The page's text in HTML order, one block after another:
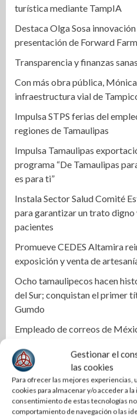
Gestionar el
las cookies
Para ofrecer las mejores experiencias,
cookies para almacenar y/o acceder a
consentimiento de estas tecnologías
comportamiento de navegación o las
turística mediante TampIA
Destaca Olga Sosa
presentación de Forward
Transparencia y finanzas
Con más obra pública,
infraestructura vial de
Impulsa STPS ferias del
regiones de Tamaulipas
Impulsa Tamaulipas
programa “De Tamaulipas
es para ti”
Instala Sector Salud Comité
para garantizar un trato digno
pacientes
Promueve CEDES Altamira
exposición y venta de
Ocho tamaulipecos hacen
del Sur; conquistan el primer
Gumdo
Empleado de correos de
Cae célula armada en
federal
Plantea GP usar alertas ‘cell
desaparecidos en Tamaulipas